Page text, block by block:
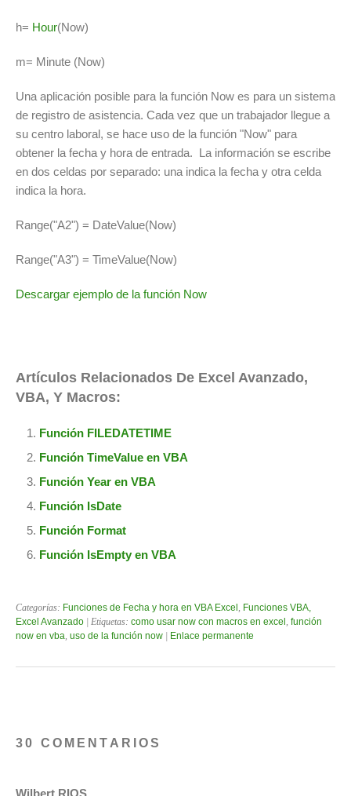
h= Hour(Now)
m= Minute (Now)
Una aplicación posible para la función Now es para un sistema
de registro de asistencia. Cada vez que un trabajador llegue a
su centro laboral, se hace uso de la función "Now" para
obtener la fecha y hora de entrada. La información se escribe
en dos celdas por separado: una indica la fecha y otra celda
indica la hora.
Range("A2") = DateValue(Now)
Range("A3") = TimeValue(Now)
Descargar ejemplo de la función Now
Artículos Relacionados De Excel Avanzado,
VBA, Y Macros:
Función FILEDATETIME
Función TimeValue en VBA
Función Year en VBA
Función IsDate
Función Format
Función IsEmpty en VBA
Categorías: Funciones de Fecha y hora en VBA Excel , Funciones VBA,
Excel Avanzado | Etiquetas: como usar now con macros en excel , función
now en vba, uso de la función now Enlace permanente
30 COMENTARIOS